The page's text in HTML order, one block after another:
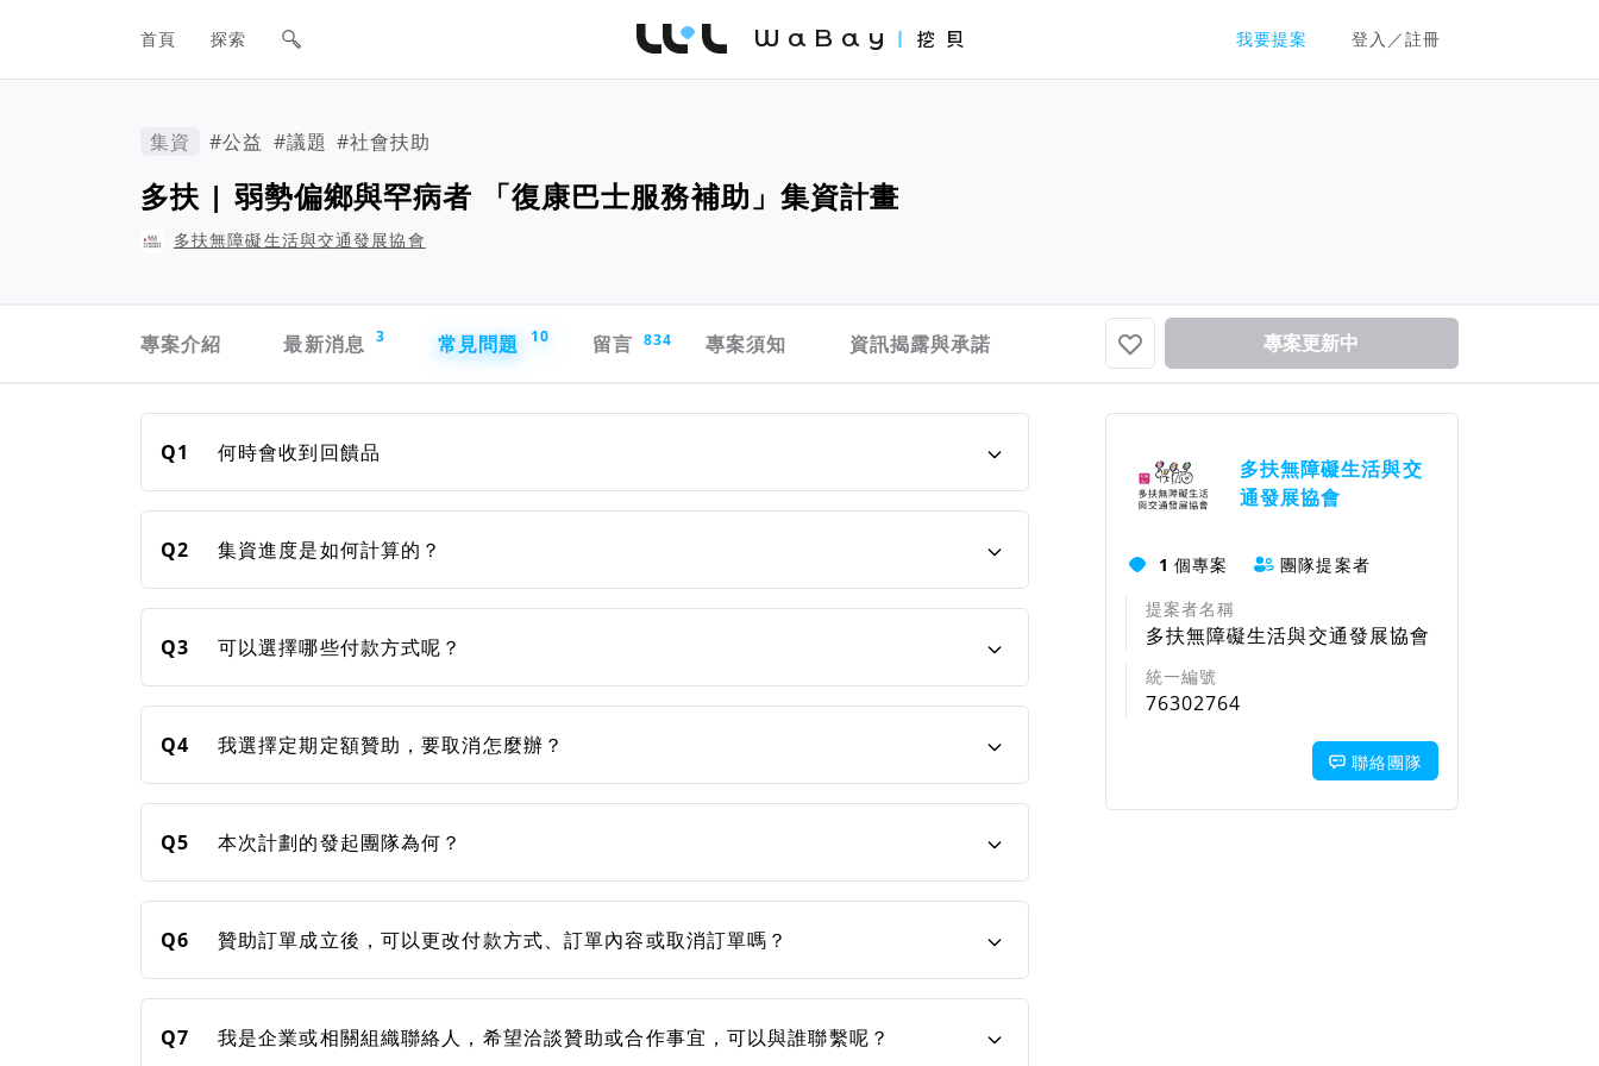
網站主要導航欄
首頁 探索 我要提案 登入／註冊
WaBay 挖貝 | 台灣最值得信賴的群眾集資 / 群眾募資平台
集資 #公益 #議題 #社會扶助
多扶 | 弱勢偏鄉與罕病者 「復康巴士服務補助」集資計畫
多扶無障礙生活與交通發展協會
專案介紹
最新消息 3 常見問題 10 留言 834 專案須知 資訊揭露與承諾 專案更新中
Q1
何時會收到回饋品
Q2 集資進度是如何計算的？
Q3 可以選擇哪些付款方式呢？
Q4 我選擇定期定額贊助，要取消怎麼辦？
Q5 本次計劃的發起團隊為何？
Q6 贊助訂單成立後，可以更改付款方式、訂單內容或取消訂單嗎？
Q7 我是企業或相關組織聯絡人，希望洽談贊助或合作事宜，可以與誰聯繫呢？
多扶無障礙生活與交
通發展協會
1 個專案
團隊提案者
提案者名稱
多扶無障礙生活與交通發展協會
統一編號
76302764
聯絡團隊